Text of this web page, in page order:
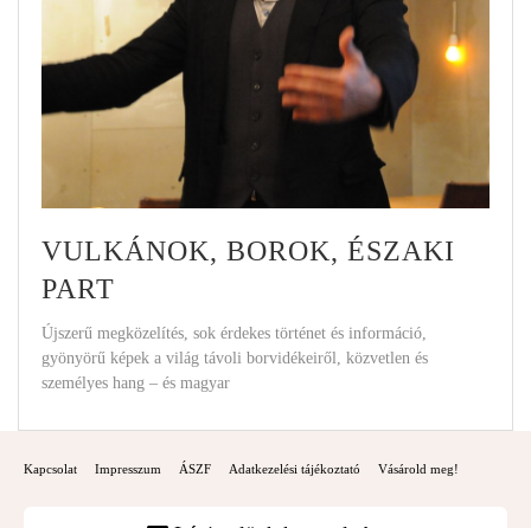
VULKÁNOK, BOROK, ÉSZAKI
PART
Újszerű megközelítés, sok érdekes történet és információ,
gyönyörű képek a világ távoli borvidékeiről, közvetlen és
személyes hang – és magyar
Kapcsolat Impresszum ÁSZF Adatkezelési tájékoztató Vásárold meg!